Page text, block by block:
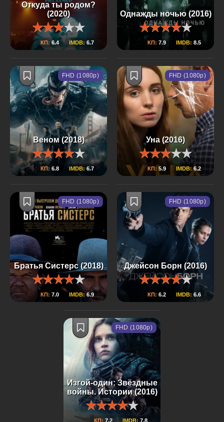
Откуда ты родом?
(2020)
КП:6.4 IMDB: 6.7
Однажды ночью (2016)
КП: 7.9 IMDB: 8.5
Веном (2018)
КП: 6.8 IMDB: 6.7
FHD (1080p)
Уна (2016)
КП: 5.9 IMDB:6.2
FHD (1080p)
Братья Систерс (2018)
КП: 7.0 IMDB: 6.9
FHD (1080p)
Джейсон Борн (2016)
КП: 6.2 IMDB: 6.6
FHD (1080p)
Изгой-один: Звёздные
войны. Истории (2016)
КП: 7.2 IMDB: 7.8
FHD (1080p)